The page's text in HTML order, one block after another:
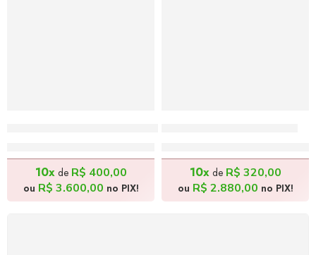
10xde R$ 400,00
ou R$ 3.600,00 no PIX!
10xde R$ 320,00
ou R$ 2.880,00 no PIX!